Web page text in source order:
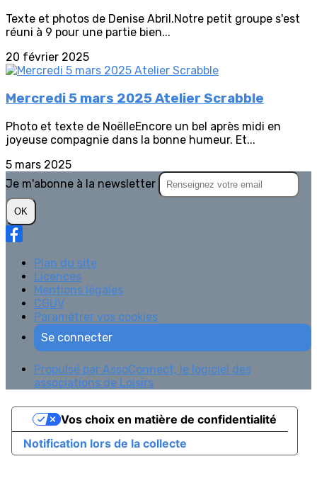
Texte et photos de Denise Abril.Notre petit groupe s'est
réuni à 9 pour une partie bien...
20 février 2025
Mercredi 5 mars 2025 Atelier Scrabble
Photo et texte de NoëlleEncore un bel après midi en
joyeuse compagnie dans la bonne humeur. Et...
5 mars 2025
Je m'abonne à la newsletter
OK
Plan du site
Licences
Mentions légales
CGUV
Paramétrer vos cookies
Se connecter
Propulsé par AssoConnect, le logiciel des
associations de Loisirs
Notification lors de la collecte
Vos choix en matière de confidentialité